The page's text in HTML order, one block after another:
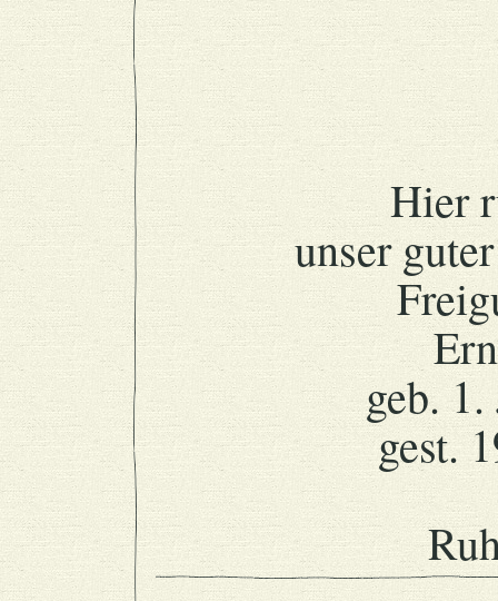
Hier
unser
geb.
gest.